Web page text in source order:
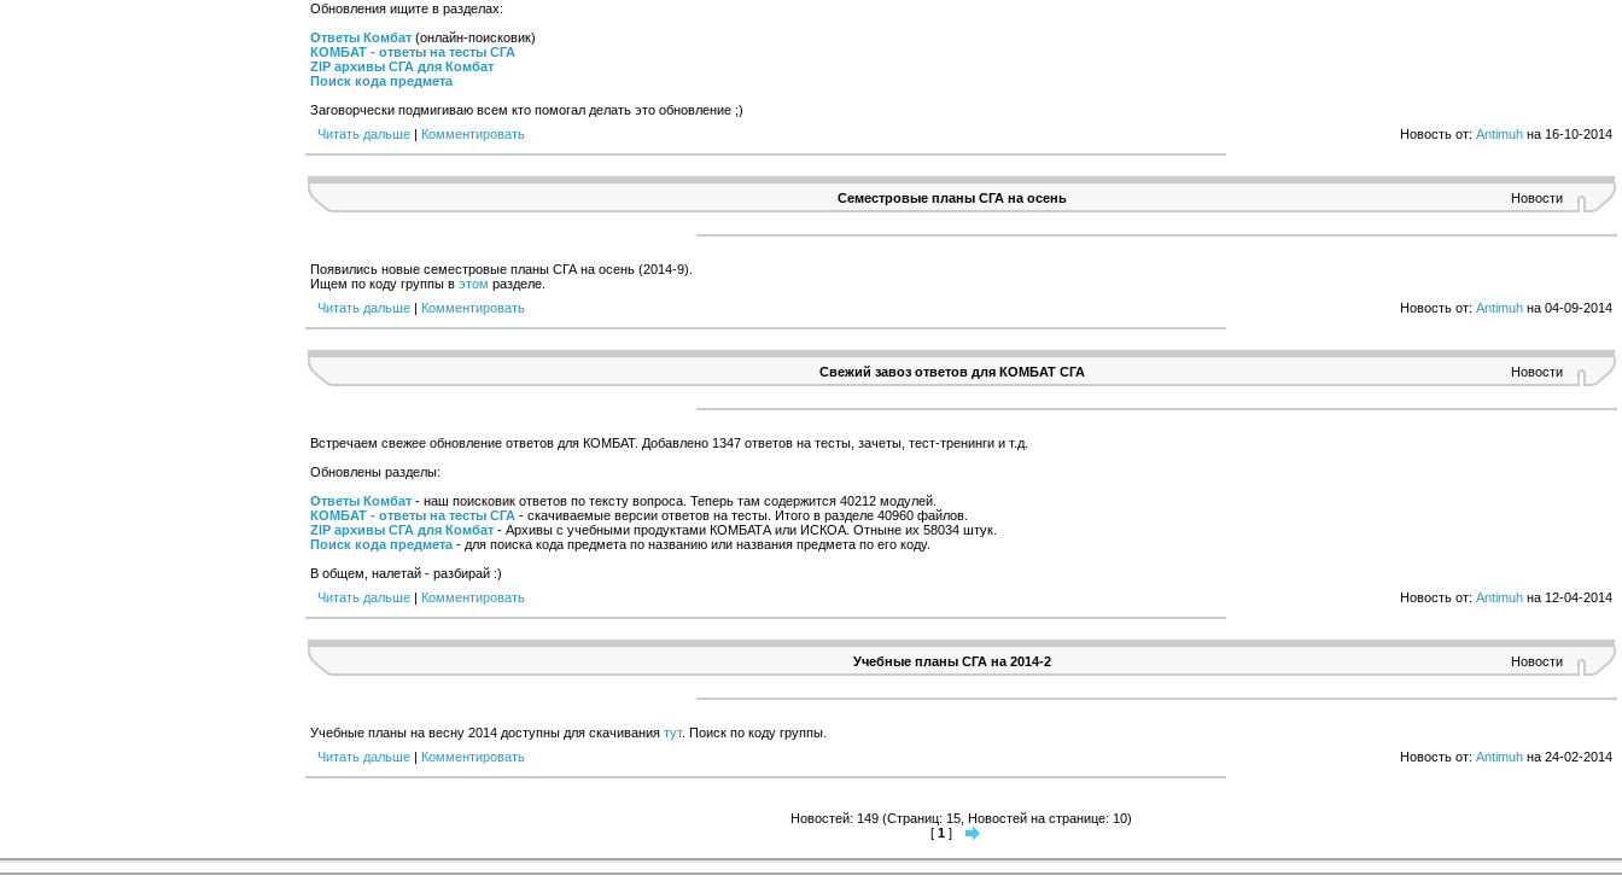
Обновления ищите в разделах:
Ответы Комбат (онлайн-поисковик)
КОМБАТ - ответы на тесты СГА
ZIP архивы СГА для Комбат
Поиск кода предмета
Заговорчески подмигиваю всем кто помогал делать это обновление ;)
Читать дальше | Комментировать Новость от: Antimuh на 16-10-2014
Семестровые планы СГА на осень Новости
Появились новые семестровые планы СГА на осень (2014-9).
Ищем по коду группы в этом разделе.
Читать дальше | Комментировать Новость от: Antimuh на 04-09-2014
Свежий завоз ответов для КОМБАТ СГА Новости
Встречаем свежее обновление ответов для КОМБАТ. Добавлено 1347 ответов на тесты, зачеты, тест-тренинги и т.д.
Обновлены разделы:
Ответы Комбат - наш поисковик ответов по тексту вопроса. Теперь там содержится 40212 модулей.
КОМБАТ - ответы на тесты СГА - скачиваемые версии ответов на тесты. Итого в разделе 40960 файлов.
ZIP архивы СГА для Комбат - Архивы с учебными продуктами КОМБАТА или ИСКОА. Отныне их 58034 штук.
Поиск кода предмета - для поиска кода предмета по названию или названия предмета по его коду.
В общем, налетай - разбирай :)
Читать дальше | Комментировать Новость от: Antimuh на 12-04-2014
Учебные планы СГА на 2014-2 Новости
Учебные планы на весну 2014 доступны для скачивания тут. Поиск по коду группы.
Читать дальше | Комментировать Новость от: Antimuh на 24-02-2014
Новостей: 149 (Страниц: 15, Новостей на странице: 10)
[ 1]